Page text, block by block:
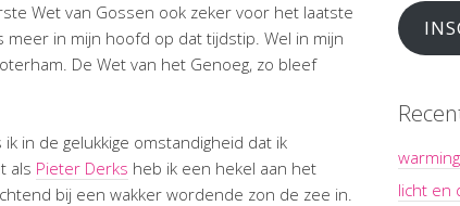
Wet van Gossen ook zeker voor het laatste
in mijn hoofd op dat tijdstip. Wel in mijn
De Wet van het Genoeg, zo bleef
in de gelukkige omstandigheid dat ik
als Pieter Derks heb ik een hekel aan het
bij een wakker wordende zon de zee in.
licht en